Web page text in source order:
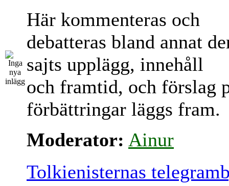
Här kommenteras och
debatteras bland annat
sajts upplägg, innehåll
och framtid, och förslag
förbättringar läggs fram.
Moderator: Ainur
Tolkienisternas